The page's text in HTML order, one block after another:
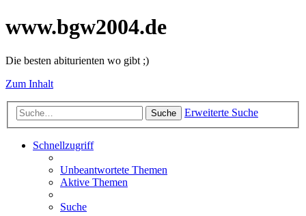
www.bgw2004.de
Die besten abiturienten wo gibt ;)
Zum Inhalt
Suche Erweiterte Suche
Schnellzugriff
Unbeantwortete Themen
Aktive Themen
Suche